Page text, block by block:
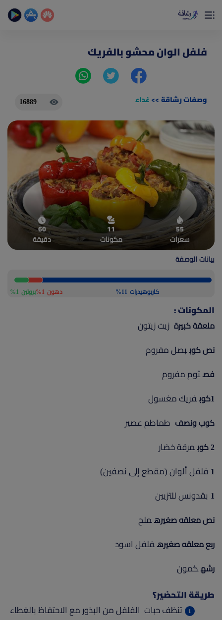
×
حساب الخطوات اليومية _ حساب السعرات _ تمارين منزلية
الصفحة الرئيسية
جديد
ادوات رشاقة
من نحن
الأسئلة الشائعة
أعلن معنا(current)
فلفل الوان محشو بالفريك
وصفات رشاقة>>غداء 16889
55
سعرات
11
مكونات
60
دقيقة
بيانات الوصفة
كاربوهيدرات 11% دهون 1% بروتين 1%
المكونات :
ملعقة كبيرة زيت زيتون
نص كوب بصل مفروم
فص ثوم مفروم
1كوب فريك مغسول
كوب ونصف طماطم عصير
2 كوب مرقة خضار
1 فلفل ألوان (مقطع إلى نصفين)
1 بقدونس للتزيين
نص معلقه صغيره ملح
ربع معلقه صغيره فلفل اسود
رشه كمون
طريقة التحضير؟
تنظف حبات الفلفل من البذور مع الاحتفاظ بالغطاء